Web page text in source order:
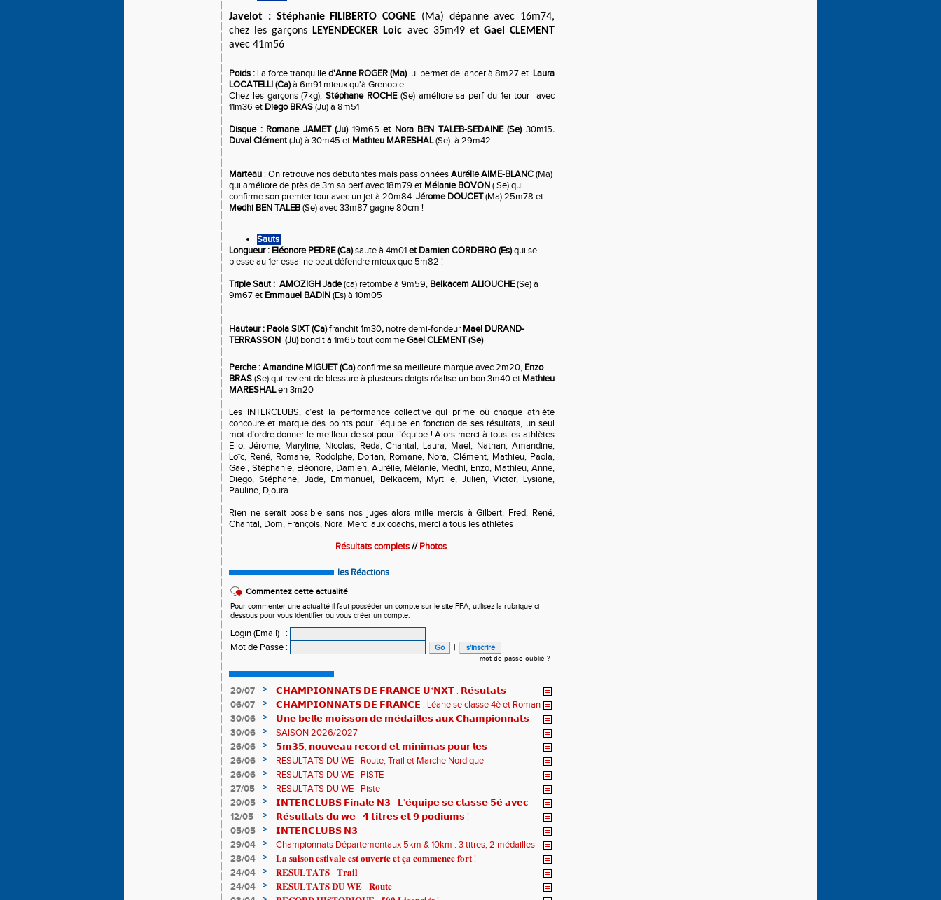
Javelot : Stéphanie FILIBERTO COGNE (Ma) dépanne avec 16m74,
chez les garçons
LEYENDECKER Loic avec 35m49 et Gael CLEMENT
avec 41m56
Poids :La force tranquilled'Anne ROGER (Ma)lui permet de lancer à 8m27 et Laura
LOCATELLI (Ca)à 6m91 mieux qu'à Grenoble.
Chez les garçons (7kg),Stéphane ROCHE (Se) améliore sa perf du 1er tour avec
11m36 et Diego BRAS(Ju) à 8m51
Disque : Romane JAMET (Ju) 19m65 et Nora BEN TALEB-SEDAINE (Se)30m15.
Duval Clément(Ju) à 30m45 et Mathieu MARESHAL(Se) à 29m42
Marteau : On retrouve nos débutantes mais passionnéesAurélie AIME-BLANC(Ma)
qui améliore de près de 3m sa perf avec18m79 et Mélanie BOVON( Se) qui
confirme son premier tour avec un jet à 20m84. Jérome DOUCET(Ma) 25m78 et
Medhi BEN TALEB(Se) avec 33m87 gagne 80cm !
Sauts
Longueur : Eléonore PEDRE (Ca)saute à 4m01et Damien CORDEIRO (Es)qui se
blesse au 1er essai ne peut défendre mieux que 5m82 !
Triple Saut : AMOZIGH Jade(ca) retombe à 9m59, Belkacem ALIOUCHE(Se) à
9m67 et Emmauel BADIN(Es) à 10m05
Hauteur : Paola SIXT (Ca)franchit 1m30, notre demi-fondeur Mael DURAND-
TERRASSON (Ju)bondit à 1m65 tout commeGael CLEMENT (Se)
Perche : Amandine MIGUET (Ca)confirme sa meilleure marque avec 2m20, Enzo
BRAS(Se) qui revient de blessure à plusieurs doigts réalise un bon 3m40 et Mathieu
MARESHALen 3m20
Les INTERCLUBS, c’est la performance collective qui prime où chaque athlète
concoure et marque des points pour l’équipe en fonction de ses résultats, un seul
mot d’ordre donner le meilleur de soi pour l’équipe ! Alors merci à tous les athlètes
Elio, Jérome, Maryline, Nicolas, Reda, Chantal, Laura, Mael, Nathan, Amandine,
Loïc, René, Romane, Rodolphe, Dorian, Romane, Nora, Clément, Mathieu, Paola,
Gael, Stéphanie, Eléonore, Damien, Aurélie, Mélanie, Medhi, Enzo, Mathieu, Anne,
Diego, Stéphane, Jade, Emmanuel, Belkacem, Myrtille, Julien, Victor, Lysiane,
Pauline, Djoura
Rien ne serait possible sans nos juges alors mille mercis à Gilbert, Fred, René,
Chantal, Dom, François, Nora. Merci aux coachs, merci à tous les athlètes
Résultats complets//Photos
les Réactions
Commentez cette actualité
Pour commenter une actualité il faut posséder un compte sur le site FFA, utilisez la rubrique ci-
dessous pour vous identifier ou vous créer un compte.
Login (Email)
:
Mot de Passe : |
mot de passe oublié ?
20/07 >
𝗖𝗛𝗔𝗠𝗣𝗜𝗢𝗡𝗡𝗔𝗧𝗦 𝗗𝗘 𝗙𝗥𝗔𝗡𝗖𝗘 𝗨*𝗡𝗫𝗧 : 𝗥𝗲́𝘀𝘂𝘁𝗮𝘁𝘀
𝗵𝗶𝘀𝘁𝗼𝗿𝗶𝗾𝘂𝗲𝘀 !
06/07 >
𝗖𝗛𝗔𝗠𝗣𝗜𝗢𝗡𝗡𝗔𝗧𝗦 𝗗𝗘 𝗙𝗥𝗔𝗡𝗖𝗘 : Léane se classe 4è et Roman
83è !
30/06 >
𝗨𝗻𝗲 𝗯𝗲𝗹𝗹𝗲 𝗺𝗼𝗶𝘀𝘀𝗼𝗻 𝗱𝗲 𝗺𝗲́𝗱𝗮𝗶𝗹𝗹𝗲𝘀 𝗮𝘂𝘅 𝗖𝗵𝗮𝗺𝗽𝗶𝗼𝗻𝗻𝗮𝘁𝘀
𝗔𝗨𝗥𝗔 !
30/06 >
SAISON 2026/2027
26/06
>
𝟱𝗺𝟯𝟱, 𝗻𝗼𝘂𝘃𝗲𝗮𝘂 𝗿𝗲𝗰𝗼𝗿𝗱 𝗲𝘁 𝗺𝗶𝗻𝗶𝗺𝗮𝘀 𝗽𝗼𝘂𝗿 𝗹𝗲𝘀
𝗖𝗵𝗮𝗺𝗽𝗶𝗼𝗻𝗻𝗮𝘁𝘀 𝗱𝘂 𝗠𝗼𝗻𝗱𝗲 𝗨𝟮𝟬 𝗽𝗼𝘂𝗿 𝗔𝗹𝗼𝗶̈𝘀 !
26/06 >
RESULTATS DU WE - Route, Trail et Marche Nordique
26/06
>
RESULTATS DU WE - PISTE
27/05
>
RESULTATS DU WE - Piste
20/05
>
𝗜𝗡𝗧𝗘𝗥𝗖𝗟𝗨𝗕𝗦 𝗙𝗶𝗻𝗮𝗹𝗲 𝗡𝟯 - 𝗟'𝗲́𝗾𝘂𝗶𝗽𝗲 𝘀𝗲 𝗰𝗹𝗮𝘀𝘀𝗲 𝟱𝗲̀ 𝗮𝘃𝗲𝗰
𝟯𝟮𝟰𝟮𝟳𝗽𝘁𝘀
12/05 >
𝗥𝗲́𝘀𝘂𝗹𝘁𝗮𝘁𝘀 𝗱𝘂 𝘄𝗲 - 𝟰 𝘁𝗶𝘁𝗿𝗲𝘀 𝗲𝘁 𝟵 𝗽𝗼𝗱𝗶𝘂𝗺𝘀 !
05/05
>
𝗜𝗡𝗧𝗘𝗥𝗖𝗟𝗨𝗕𝗦 𝗡𝟯
29/04
>
Championnats Départementaux 5km & 10km : 3 titres, 2 médailles
de bronze et un max de plaisir pour tous !
28/04 >
𝐋𝐚 𝐬𝐚𝐢𝐬𝐨𝐧 𝐞𝐬𝐭𝐢𝐯𝐚𝐥𝐞 𝐞𝐬𝐭 𝐨𝐮𝐯𝐞𝐫𝐭𝐞 𝐞𝐭 𝐜̧𝐚 𝐜𝐨𝐦𝐦𝐞𝐧𝐜𝐞 𝐟𝐨𝐫𝐭 !
24/04
>
𝐑𝐄𝐒𝐔𝐋𝐓𝐀𝐓𝐒 - 𝐓𝐫𝐚𝐢𝐥
24/04
>
𝐑𝐄𝐒𝐔𝐋𝐓𝐀𝐓𝐒 𝐃𝐔 𝐖𝐄 - 𝐑𝐨𝐮𝐭𝐞